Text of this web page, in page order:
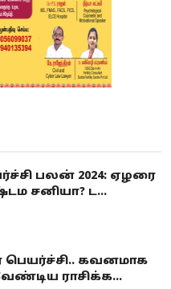
பலன் 2024: ஏழரை
சனியா? ட...
பெயர்ச்சி.. கவனமாக
ராசிக்க...